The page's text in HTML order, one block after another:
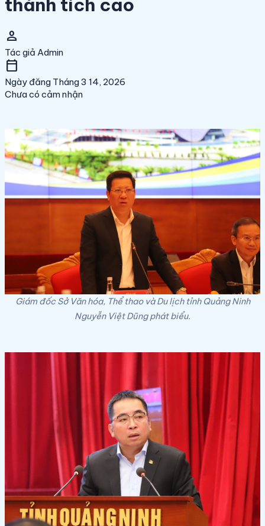
thành tích cao
person
Tác giả Admin
calendar_today
Ngày đăng Tháng 3 14, 2026
Chưa có cảm nhận
Giám đốc Sở Văn hóa, Thể thao và Du lịch tỉnh Quảng Ninh
Nguyễn Việt Dũng phát biểu.